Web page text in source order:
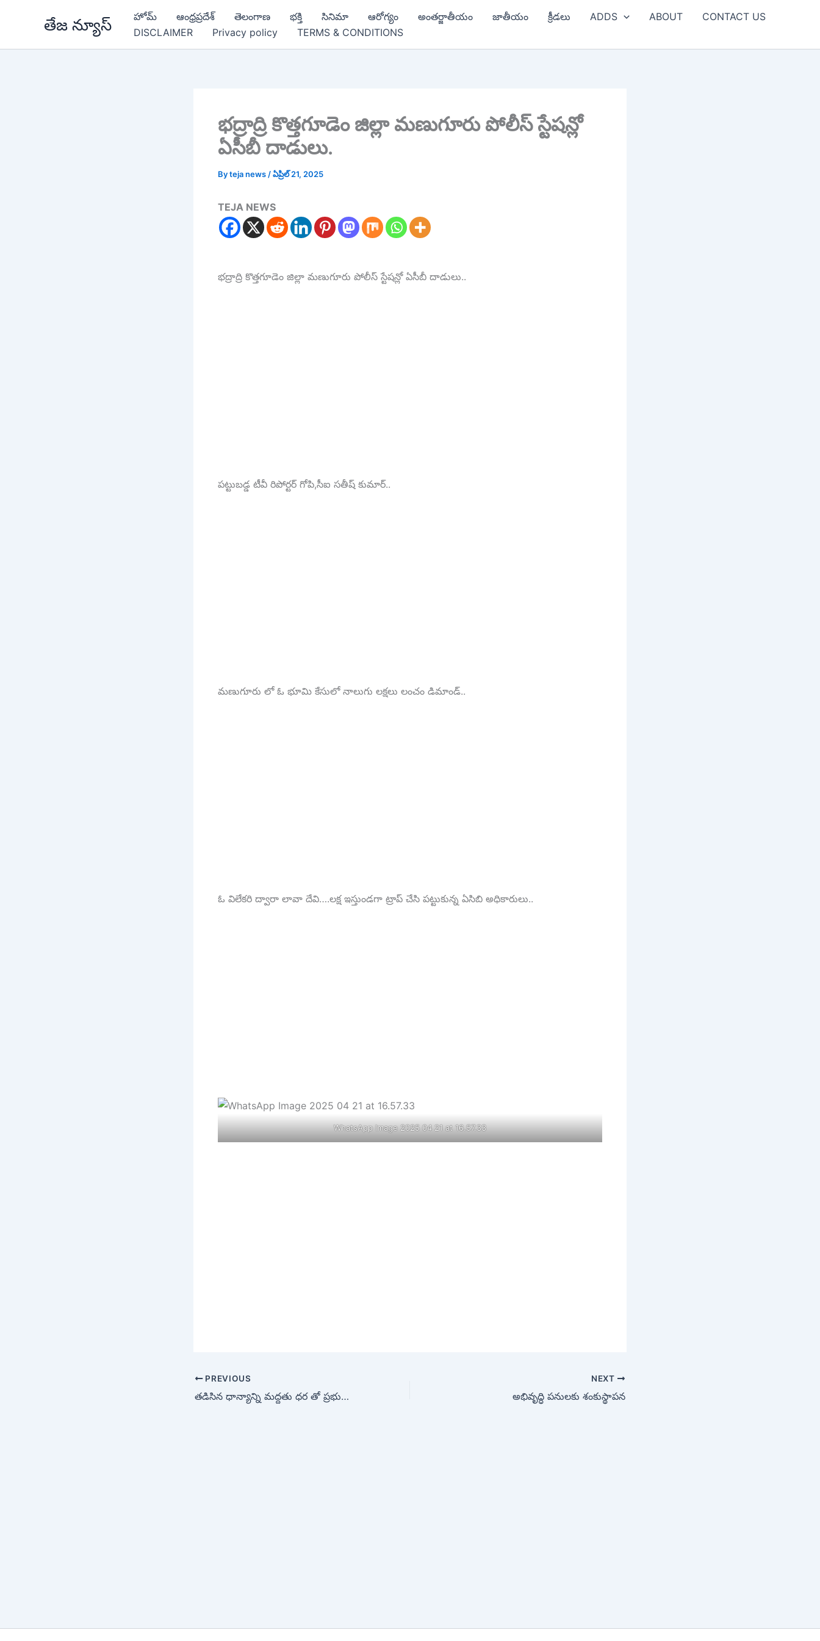
తేజ న్యూస్ హోమ్ ఆంధ్రప్రదేశ్ తెలంగాణ భక్తి సినిమా ఆరోగ్యం అంతర్జాతీయం జాతీయం క్రీడలు ADDS ABOUT
CONTACT US
DISCLAIMER
Privacy policy TERMS & CONDITIONS
భద్రాద్రి కొత్తగూడెం జిల్లా మణుగూరు పోలీస్ స్టేషన్లో
ఏసీబీ దాడులు.
Byteja news /ఏప్రిల్ 21, 2025
TEJA NEWS
భద్రాద్రి కొత్తగూడెం జిల్లా మణుగూరు పోలీస్ స్టేషన్లో ఏసీబీ దాడులు..
పట్టుబడ్డ టీవీ రిపోర్టర్ గోపి,సీఐ సతీష్ కుమార్..
మణుగూరు లో ఓ భూమి కేసులో నాలుగు లక్షలు లంచం డిమాండ్..
ఓ విలేకరి ద్వారా లావా దేవి….లక్ష ఇస్తుండగా ట్రాప్ చేసి పట్టుకున్న ఏసిబి అధికారులు..
WhatsApp Image 2025 04 21 at 16.57.33
PREVIOUS
తడిసిన ధాన్యాన్ని మద్దతు ధర తో ప్రభుత్వమే కొనుగోలు
NEXT
అభివృద్ధి పనులకు శంకుస్థాపన